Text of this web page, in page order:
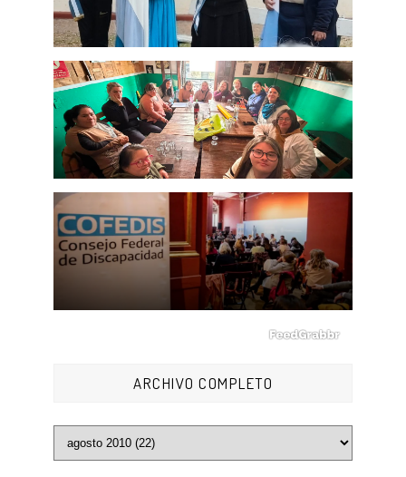
ARCHIVO COMPLETO